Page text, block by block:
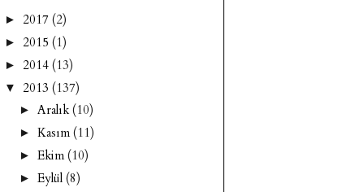
► 2017 (2)
► 2015 (1)
► 2014 (13)
▼ 2013 (137)
► Aralık (10)
► Kasım (11)
► Ekim (10)
► Eylül (8)